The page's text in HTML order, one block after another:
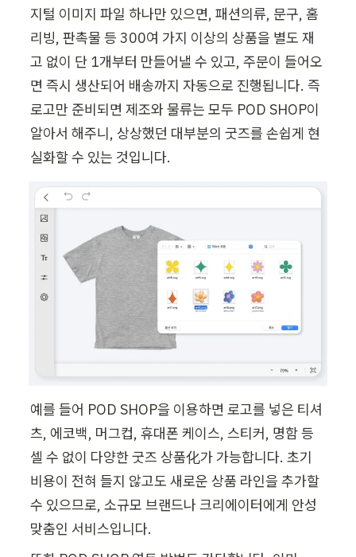
지털 이미지 파일 하나만 있으면, 패션의류, 문구, 홈
리빙, 판촉물 등 300여 가지 이상의 상품을 별도 재
고 없이 단 1개부터 만들어낼 수 있고, 주문이 들어오
면 즉시 생산되어 배송까지 자동으로 진행됩니다. 즉
로고만 준비되면 제조와 물류는 모두 POD SHOP이
알아서 해주니, 상상했던 대부분의 굿즈를 손쉽게 현
실화할 수 있는 것입니다.
예를 들어 POD SHOP을 이용하면 로고를 넣은 티셔
츠, 에코백, 머그컵, 휴대폰 케이스, 스티커, 명함 등
셀 수 없이 다양한 굿즈 상품化가 가능합니다. 초기
비용이 전혀 들지 않고도 새로운 상품 라인을 추가할
수 있으므로, 소규모 브랜드나 크리에이터에게 안성
맞춤인 서비스입니다.